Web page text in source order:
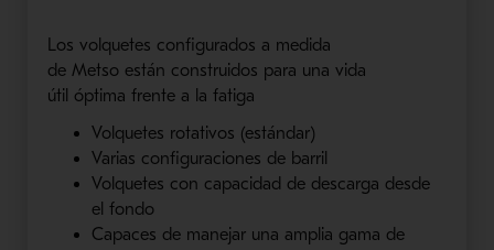
Los volquetes configurados a medida
de Metsoestán construidos para una vida
útil óptima frente a la fatiga
Volquetes rotativos (estándar)
Varias configuraciones de barril
Volquetes con capacidad de descarga desde
el fondo
Capaces de manejar una amplia gama de